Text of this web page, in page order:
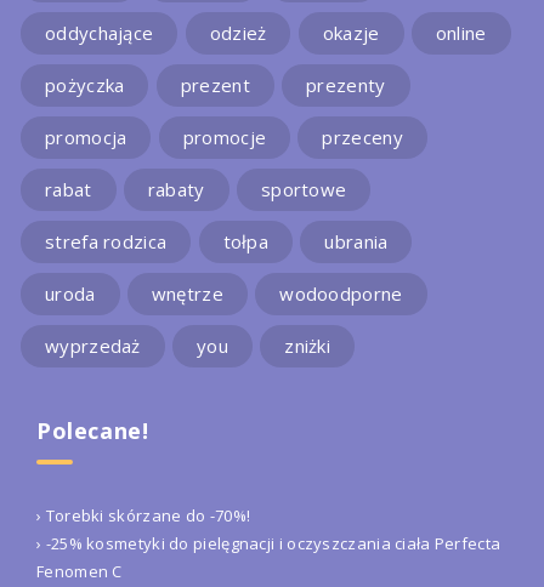
oddychające odzież okazje online
pożyczka prezent prezenty
promocja promocje przeceny
rabat rabaty sportowe
strefa rodzica tołpa ubrania
uroda wnętrze wodoodporne
wyprzedaż you zniżki
Polecane!
› Torebki skórzane do -70%!
› -25% kosmetyki do pielęgnacji i oczyszczania ciała Perfecta
Fenomen C